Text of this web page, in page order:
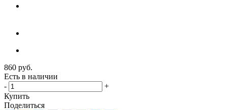
860 руб.
Есть в наличии
-
+
Купить
Поделиться